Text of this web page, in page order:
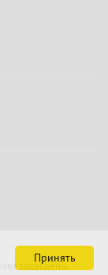
защищены.
Принять